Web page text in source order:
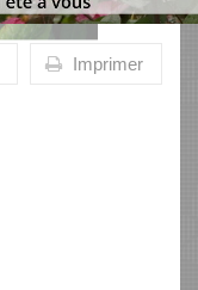
Imprimer